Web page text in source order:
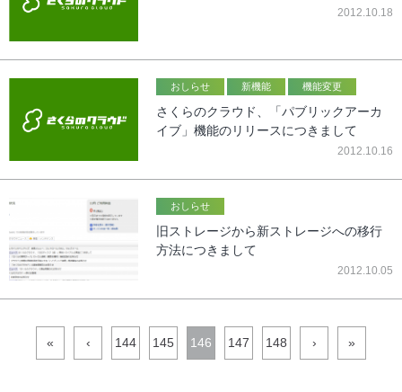
2012.10.18
おしらせ 新機能 機能変更
さくらのクラウド、「パブリックアーカ
イブ」機能のリリースにつきまして
2012.10.16
おしらせ
旧ストレージから新ストレージへの移行
方法につきまして
2012.10.05
« ‹ 144 145 146 147 148 › »